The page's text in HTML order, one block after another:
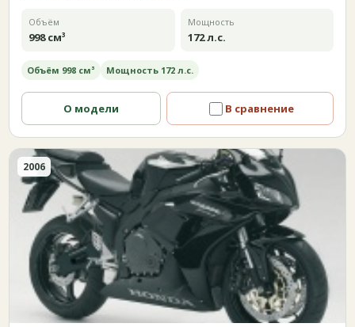
Объём
998 см³
Мощность
172 л.с.
Объём 998 см³ Мощность 172 л.с.
О модели В сравнение
2006